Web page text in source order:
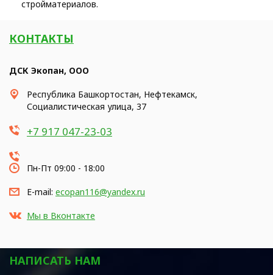
стройматериалов.
КОНТАКТЫ
ДСК Экопан, ООО
Республика Башкортостан, Нефтекамск,
Социалистическая улица, 37
+7 917 047-23-03
Пн-Пт 09:00 - 18:00
E-mail: ecopan116@yandex.ru
Мы в Вконтакте
НАПИСАТЬ НАМ